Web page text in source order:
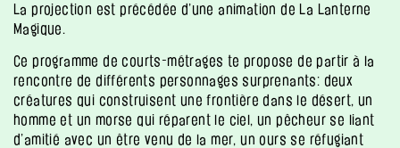
La projection est précédée d’une animation de La Lanterne
Magique.
Ce programme de courts-métrages te propose de partir à la
rencontre de différents personnages surprenants: deux
créatures qui construisent une frontière dans le désert, un
homme et un morse qui réparent le ciel, un pêcheur se liant
d’amitié avec un être venu de la mer, un ours se réfugiant